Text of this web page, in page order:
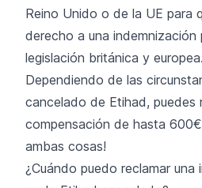
Reino Unido o de la UE para
derecho a una indemnización
legislación británica y europea.
Dependiendo de las
cancelado de Etihad, puedes
compensación de hasta
ambas cosas!
¿Cuándo puedo reclamar una